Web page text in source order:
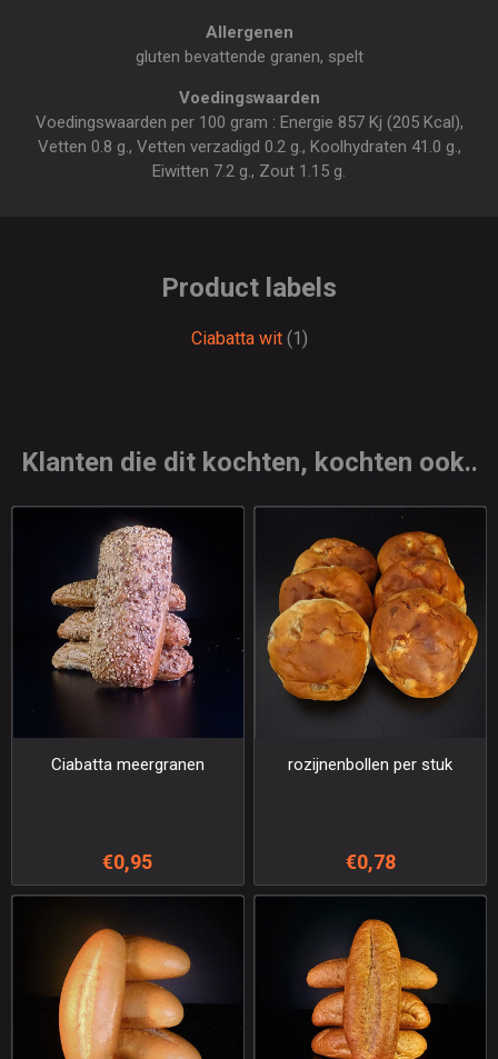
Allergenen
gluten bevattende granen, spelt
Voedingswaarden
Voedingswaarden per 100 gram : Energie 857 Kj (205 Kcal),
Vetten 0.8 g., Vetten verzadigd 0.2 g., Koolhydraten 41.0 g.,
Eiwitten 7.2 g., Zout 1.15 g.
Product labels
Ciabatta wit (1)
Klanten die dit kochten, kochten ook..
Ciabatta meergranen
€0,95
rozijnenbollen per stuk
€0,78